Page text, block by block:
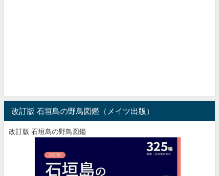
改訂版 石垣島の野鳥図鑑（メイツ出版）
改訂版 石垣島の野鳥図鑑